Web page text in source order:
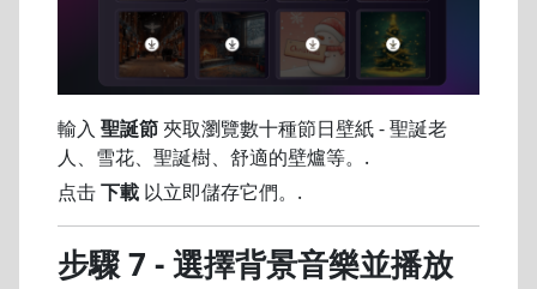
輸入 聖誕節夾取瀏覽數十種節日壁紙 - 聖誕老
人、雪花、聖誕樹、舒適的壁爐等。.
点击下載 以立即儲存它們。.
步驟 7 - 選擇背景音樂並播放